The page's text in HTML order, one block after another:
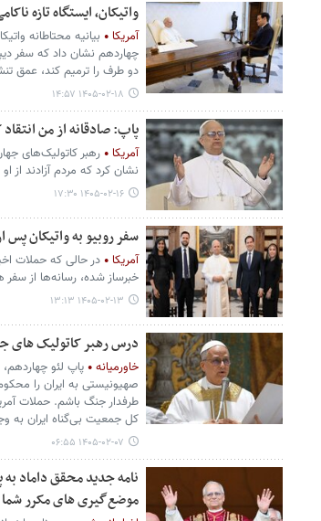
واتیکان، ایستگاه تازه
آمریکا
بیانیه محتاطانه
چهاردهم نشان داد که سفر
دو طرف را ترمیم کند، عمق
۱۴۰۵-۰۲-۱۸ ۱۴:۵۷
پاپ: صادقانه از من
آمریکا
رهبر کاتولیک‌های
نشان کرد که مردم آزادند از
۱۴۰۵-۰۲-۱۶ ۱۷:۳۰
سفر روبیو به واتیکان پس
آمریکا
در حالی که حملات
خبرساز شده، رسانه‌ها از سفر
۱۴۰۵-۰۲-۱۳ ۱۳:۱۳
درس رهبر کاتولیک های
خاورمیانه
پاپ لئو
صهیونیستی به ایران را
طرفدار جنگ باشم. حملات
کل جمعیت بی‌گناه ایران به
۱۴۰۵-۰۲-۰۷ ۰۶:۵۵
نامه جدید محقق داماد
موضع‌گیری های مکرر